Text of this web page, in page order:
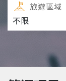
旅遊區域